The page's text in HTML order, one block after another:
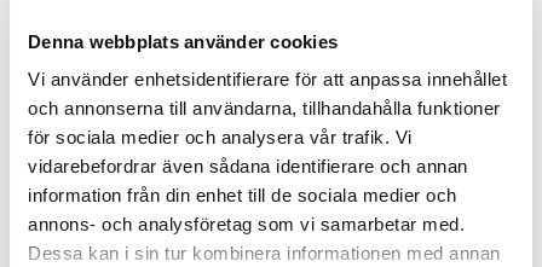
Denna webbplats använder cookies
Vi använder enhetsidentifierare för att anpassa innehållet
och annonserna till användarna, tillhandahålla funktioner
för sociala medier och analysera vår trafik. Vi
vidarebefordrar även sådana identifierare och annan
information från din enhet till de sociala medier och
annons- och analysföretag som vi samarbetar med.
Dessa kan i sin tur kombinera informationen med annan
Grillaa pihvit kuumalla pannulla